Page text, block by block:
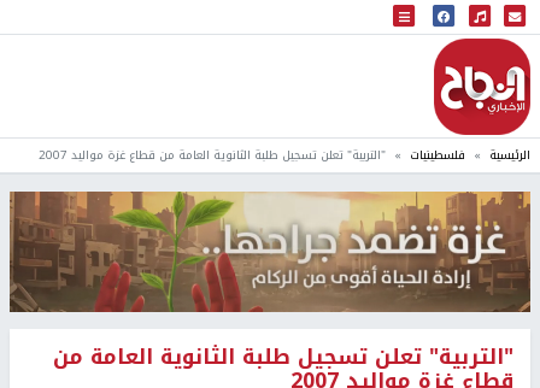
البث المباشر
إذاعة النجاح
الرئيسية فلسطينيات "التربية" تعلن تسجيل طلبة الثانوية العامة من قطاع غزة مواليد 2007
"التربية" تعلن تسجيل طلبة الثانوية العامة من